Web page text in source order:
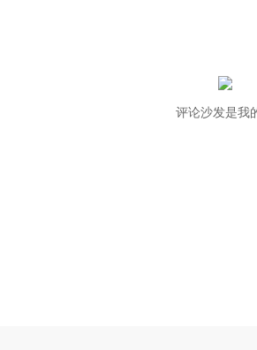
评论沙发是我